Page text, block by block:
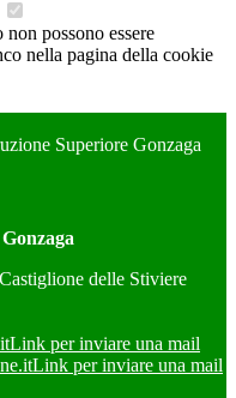
possono essere
nella pagina della cookie
Superiore Gonzaga
delle Stiviere
Link per inviare una mail
Link per inviare una mail